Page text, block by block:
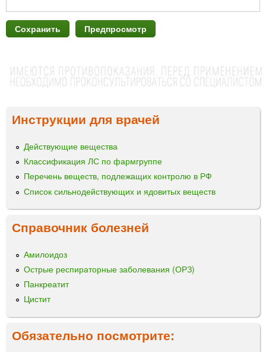
Инструкции для врачей
Действующие вещества
Классификация ЛС по фармгруппе
Перечень веществ, подлежащих контролю в РФ
Список сильнодействующих и ядовитых веществ
Справочник болезней
Амилоидоз
Острые респираторные заболевания (ОРЗ)
Панкреатит
Цистит
Обязательно посмотрите: